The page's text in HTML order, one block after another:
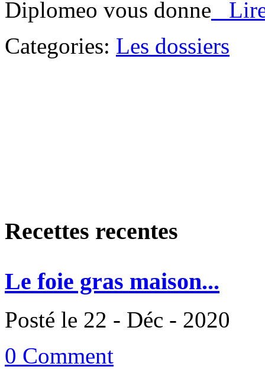
Diplomeo vous donne
Categories: Les dossiers
Recettes recentes
Le foie gras maison...
Posté le 22 - Déc - 2020
0 Comment